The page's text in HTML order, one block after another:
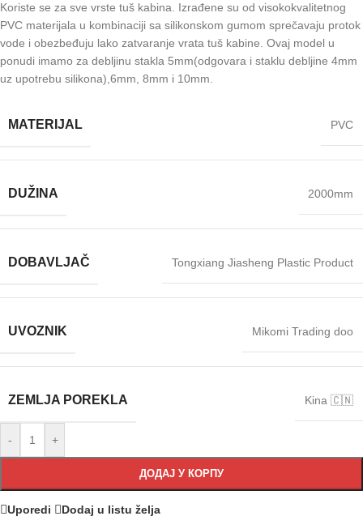
Koriste se za sve vrste tuš kabina. Izrađene su od visokokvalitetnog
PVC materijala u kombinaciji sa silikonskom gumom sprečavaju protok
vode i obezbeđuju lako zatvaranje vrata tuš kabine. Ovaj model u
ponudi imamo za debljinu stakla 5mm(odgovara i staklu debljine 4mm
uz upotrebu silikona),6mm, 8mm i 10mm.
MATERIJAL PVC
DUŽINA 2000mm
DOBAVLJAČ Tongxiang Jiasheng Plastic Product
UVOZNIK Mikomi Trading doo
ZEMLJA POREKLA Kina 🇨🇳
- +
ДОДАЈ У КОРПУ
Uporedi Dodaj u listu želja